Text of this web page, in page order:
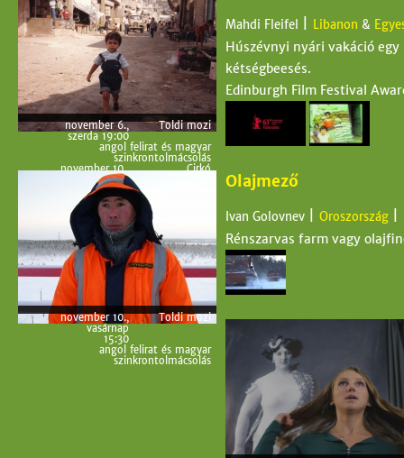
november 6.,
szerda 19:00
Toldi mozi
angol felirat és magyar
szinkrontolmácsolás
november 10.,
vasárnap
15:30
Cirkó
Mahdi Fleifel Libanon &
Húszévnyi nyári vakáció
kétségbeesés.
Edinburgh Film Festival
november 10.,
vasárnap
15:30
Toldi mozi
angol felirat és magyar
szinkrontolmácsolás
Olajmező
Ivan Golovnev Oroszország
Rénszarvas farm vagy